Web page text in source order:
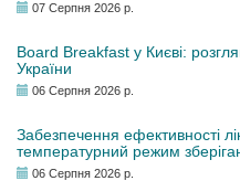
07 Серпня 2026 р.
Board Breakfast у Києві:
України
06 Серпня 2026 р.
Забезпечення ефективності
температурний режим
06 Серпня 2026 р.